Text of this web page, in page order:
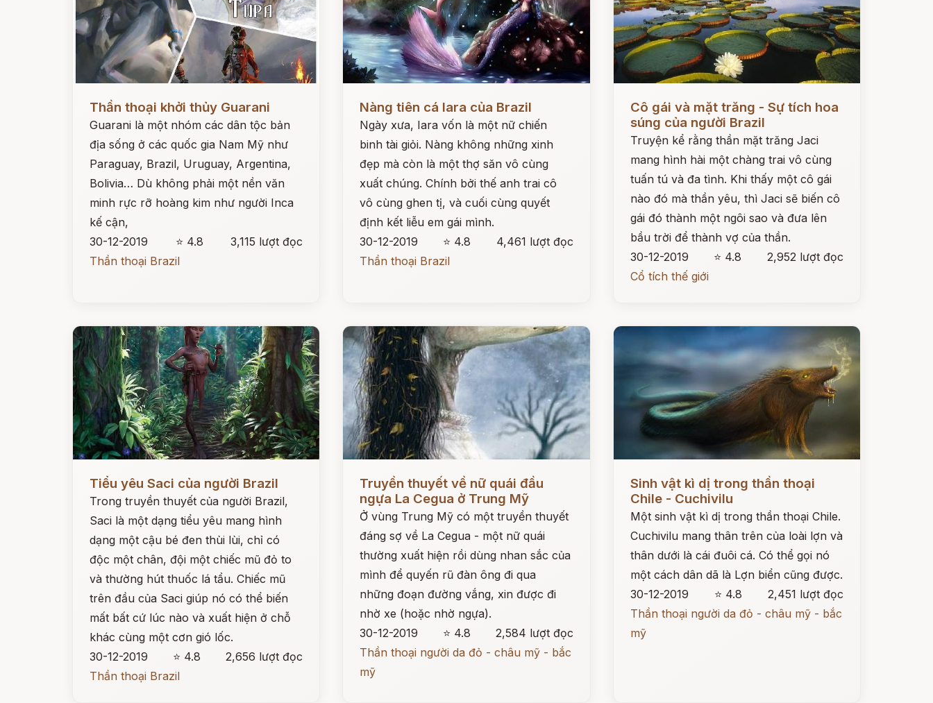
Đọc ngay
Thần thoại khởi thủy Guarani
Guarani là một nhóm các dân tộc bản
địa sống ở các quốc gia Nam Mỹ như
Paraguay, Brazil, Uruguay, Argentina,
Bolivia… Dù không phải một nền văn
minh rực rỡ hoàng kim như người Inca
kế cận,
30-12-2019
⭐ 4.8
3,115 lượt đọc
Thần thoại Brazil
Nàng tiên cá Iara của Brazil
Ngày xưa, Iara vốn là một nữ chiến
binh tài giỏi. Nàng không những xinh
đẹp mà còn là một thợ săn vô cùng
xuất chúng. Chính bởi thế anh trai cô
vô cùng ghen tị, và cuối cùng quyết
định kết liễu em gái mình.
30-12-2019
⭐ 4.8
4,461 lượt đọc
Thần thoại Brazil
Cô gái và mặt trăng - Sự tích hoa
súng của người Brazil
Truyện kể rằng thần mặt trăng Jaci
mang hình hài một chàng trai vô cùng
tuấn tú và đa tình. Khi thấy một cô gái
nào đó mà thần yêu, thì Jaci sẽ biến cô
gái đó thành một ngôi sao và đưa lên
bầu trời để thành vợ của thần.
30-12-2019
⭐ 4.8
2,952 lượt đọc
Cổ tích thế giới
Đọc ngay
Tiểu yêu Saci của người Brazil
Trong truyền thuyết của người Brazil,
Saci là một dạng tiểu yêu mang hình
dạng một cậu bé đen thùi lùi, chỉ có
độc một chân, đội một chiếc mũ đỏ to
và thường hút thuốc lá tẩu. Chiếc mũ
trên đầu của Saci giúp nó có thể biến
mất bất cứ lúc nào và xuất hiện ở chỗ
khác cùng một cơn gió lốc.
30-12-2019
⭐ 4.8
2,656 lượt đọc
Thần thoại Brazil
Đọc ngay
Truyền thuyết về nữ quái đầu
ngựa La Cegua ở Trung Mỹ
Ở vùng Trung Mỹ có một truyền thuyết
đáng sợ về La Cegua - một nữ quái
thường xuất hiện rồi dùng nhan sắc của
mình để quyến rũ đàn ông đi qua
những đoạn đường vắng, xin được đi
nhờ xe (hoặc nhờ ngựa).
30-12-2019
⭐ 4.8
2,584 lượt đọc
Thần thoại người da đỏ - châu mỹ - bắc
mỹ
Sinh vật kì dị trong thần thoại
Chile - Cuchivilu
Một sinh vật kì dị trong thần thoại Chile.
Cuchivilu mang thân trên của loài lợn và
thân dưới là cái đuôi cá. Có thể gọi nó
một cách dân dã là Lợn biển cũng được.
30-12-2019
⭐ 4.8
2,451 lượt đọc
Thần thoại người da đỏ - châu mỹ - bắc
mỹ